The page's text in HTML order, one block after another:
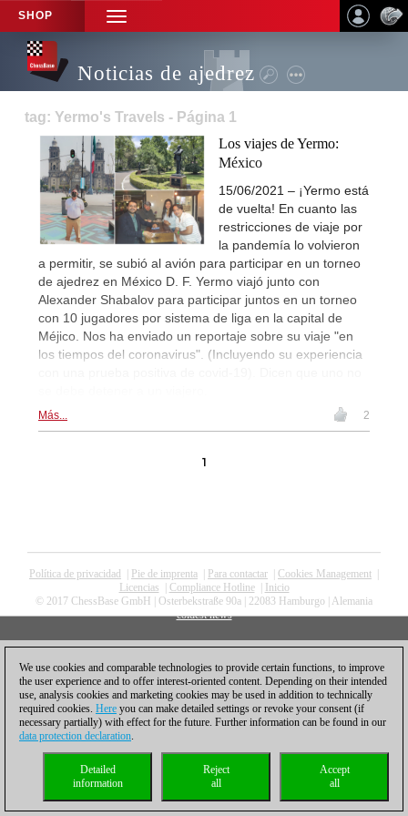
SHOP
TOGGLE
NAVIGATION
Noticias de ajedrez
tag: Yermo's Travels - Página 1
Los viajes de Yermo:
México
15/06/2021 – ¡Yermo está
de vuelta! En cuanto las
restricciones de viaje por
la pandemía lo volvieron
a permitir, se subió al avión para participar en un torneo
de ajedrez en México D. F. Yermo viajó junto con
Alexander Shabalov para participar juntos en un torneo
con 10 jugadores por sistema de liga en la capital de
Méjico. Nos ha enviado un reportaje sobre su viaje "en
los tiempos del coronavirus". (Incluyendo su experiencia
Más... 2
1
Política de privacidad Pie de imprenta Para contactar Cookies Management
Licencias
Compliance Hotline|
Inicio
© 2017 ChessBase GmbH | Osterbekstraße 90a | 22083 Hamburgo | Alemania
coldest news
We use cookies and comparable technologies to provide certain functions, to improve
the user experience and to offer interest-oriented content. Depending on their intended
use, analysis cookies and marketing cookies may be used in addition to technically
required cookies. Here you can make detailed settings or revoke your consent (if
necessary partially) with effect for the future. Further information can be found in our
data protection declaration.
Accept
all
Reject
all
Detailed
information